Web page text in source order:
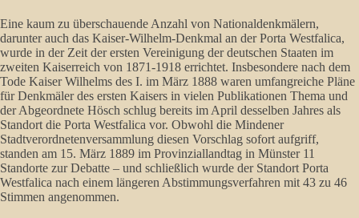
Eine kaum zu überschauende Anzahl von Nationaldenkmälern,
darunter auch das Kaiser-Wilhelm-Denkmal an der Porta Westfalica,
wurde in der Zeit der ersten Vereinigung der deutschen Staaten im
zweiten Kaiserreich von 1871-1918 errichtet. Insbesondere nach dem
Tode Kaiser Wilhelms des I. im März 1888 waren umfangreiche Pläne
für Denkmäler des ersten Kaisers in vielen Publikationen Thema und
der Abgeordnete Hösch schlug bereits im April desselben Jahres als
Standort die Porta Westfalica vor. Obwohl die Mindener
Stadtverordnetenversammlung diesen Vorschlag sofort aufgriff,
standen am 15. März 1889 im Provinziallandtag in Münster 11
Standorte zur Debatte – und schließlich wurde der Standort Porta
Westfalica nach einem längeren Abstimmungsverfahren mit 43 zu 46
Stimmen angenommen.